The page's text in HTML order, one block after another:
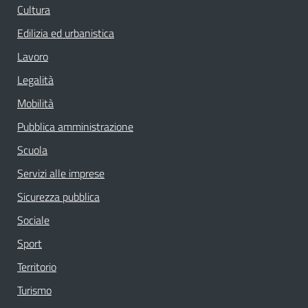
Cultura
Edilizia ed urbanistica
Lavoro
Legalità
Mobilità
Pubblica amministrazione
Scuola
Servizi alle imprese
Sicurezza pubblica
Sociale
Sport
Territorio
Turismo